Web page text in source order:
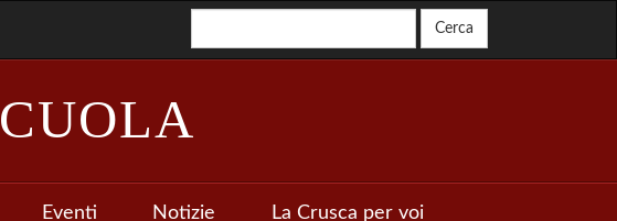
CUOLA
Eventi Notizie La Crusca per voi